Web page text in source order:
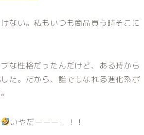
ない。私もいつも商品買う時そこに
な性格だったんだけど、ある時から
た。だから、誰でもなれる進化系ポ
いやだーーー！！！